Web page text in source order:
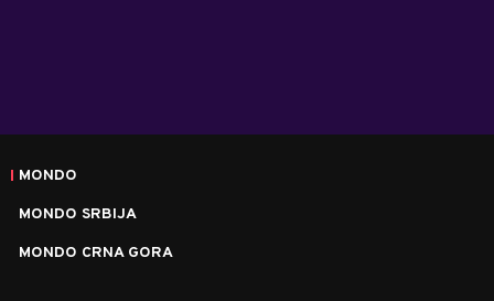
MONDO
MONDO SRBIJA
MONDO CRNA GORA